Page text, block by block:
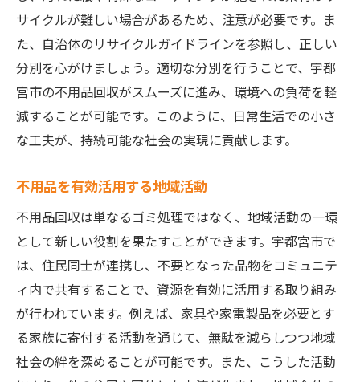
廃棄物削減のための地域イベント
持続可能な社会を目指す住民のアクション
地域コミュニティとの協働でエコ推進
エコ活動がもたらす地域貢献
地元密着型の不用品回収で宇都宮市の未来を守
地元業者が提供する安心で信頼のサービス
地域に根ざした不用品回収の取り組み
住民参加型の環境保全活動の広がり
地域経済を支える循環型社会の実現
地元企業との連携で生まれる新たな価値
未来のために今できる地域貢献
サイクルが難しい場合があるため、注意が必要です。ま
た、自治体のリサイクルガイドラインを参照し、正しい
分別を心がけましょう。適切な分別を行うことで、宇都
宮市の不用品回収がスムーズに進み、環境への負荷を軽
減することが可能です。このように、日常生活での小さ
な工夫が、持続可能な社会の実現に貢献します。
不用品を有効活用する地域活動
不用品回収は単なるゴミ処理ではなく、地域活動の一環
として新しい役割を果たすことができます。宇都宮市で
は、住民同士が連携し、不要となった品物をコミュニテ
ィ内で共有することで、資源を有効に活用する取り組み
が行われています。例えば、家具や家電製品を必要とす
る家族に寄付する活動を通じて、無駄を減らしつつ地域
社会の絆を深めることが可能です。また、こうした活動